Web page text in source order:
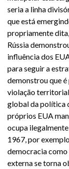
seria a linha
que está
propriamente
Rússia
influência dos
para seguir a
demonstrou que
violação
global da política
próprios EUA
ocupa
1967, por
democracia
externa se torna